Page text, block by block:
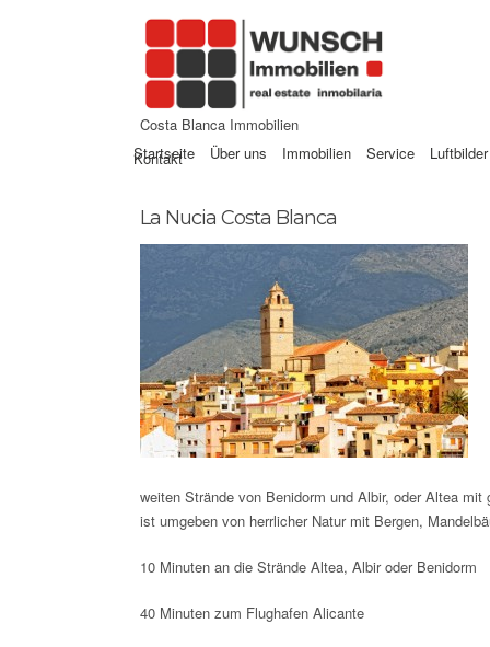
Costa Blanca Immobilien
Startseite
Über uns Immobilien Service Luftbilder
Kontakt
La Nucia Costa Blanca
weiten Strände von Benidorm und Albir, oder Altea
ist umgeben von herrlicher Natur mit Bergen,
10 Minuten an die Strände Altea, Albir oder Benidorm
40 Minuten zum Flughafen Alicante